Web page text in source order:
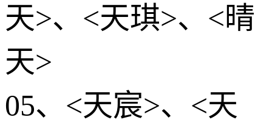
天>、<天琪>、<晴
天>
05、<天宸>、<天